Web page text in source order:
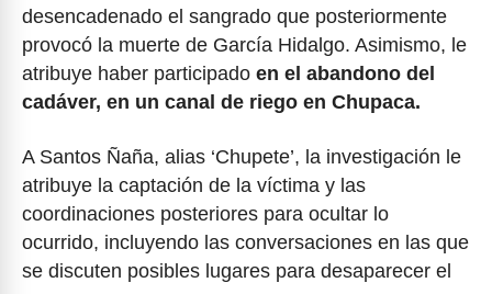
desencadenado el sangrado que posteriormente
provocó la muerte de García Hidalgo. Asimismo, le
atribuye haber participado en el abandono del
cadáver, en un canal de riego en Chupaca.
A Santos Ñaña, alias ‘Chupete’, la investigación le
atribuye la captación de la víctima y las
coordinaciones posteriores para ocultar lo
ocurrido, incluyendo las conversaciones en las que
se discuten posibles lugares para desaparecer el